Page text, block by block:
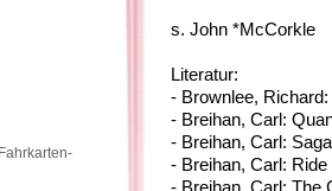
s. John *McCorkle
Literatur:
- Brownlee,
- Breihan, Carl:
- Breihan, Carl:
- Breihan, Carl: Ride